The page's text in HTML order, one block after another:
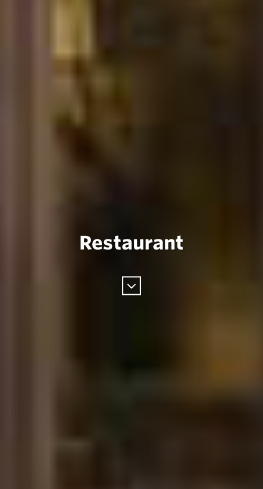
Restaurant